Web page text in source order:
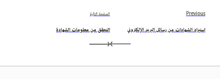
Previous
استيراد الشهادات من رسائل البريد الإلكتروني
الصفحة التالية
التحقق من معلومات الشهادة